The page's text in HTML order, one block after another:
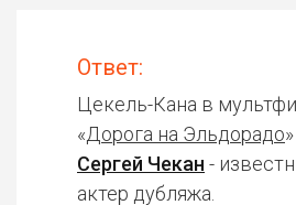
Ответ:
Цекель-Кана в
«Дорога на Эльдорадо
Сергей Чекан -
актер дубляжа.